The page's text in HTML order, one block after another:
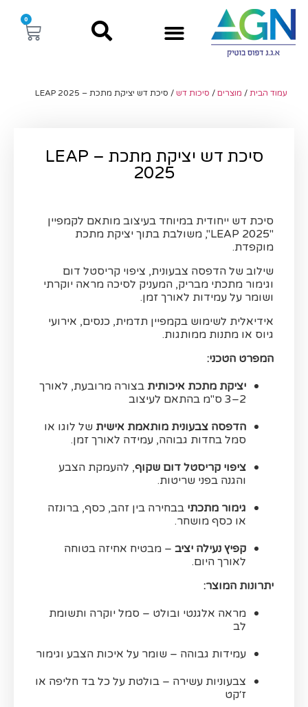
0
עמוד הבית / מוצרים / סיכות דש / סיכת דש יציקת מתכת – LEAP 2025
סיכת דש יציקת מתכת – LEAP
2025
סיכת דש ייחודית במיוחד בעיצוב מותאם לקמפיין
"LEAP 2025", משולבת בתוך יציקת מתכת
מוקפדת.
שילוב של הדפסה צבעונית, ציפוי קריסטל דום
וגימור מתכתי מבריק, המעניק לסיכה מראה יוקרתי
ושומר על עמידות לאורך זמן.
אידיאלית לשימוש בקמפיין תדמית, כנסים, אירועי
גיוס או מתנות ממותגות.
המפרט הטכני:
יציקת מתכת איכותית בצורה מרובעת, לאורך
2–3 ס"מ בהתאם לעיצוב
הדפסה צבעונית מותאמת אישית של לוגו או
סמל בחדות גבוהה, עמידה לאורך זמן.
ציפוי קריסטל דום שקוף, להעמקת הצבע
והגנה בפני שריטות.
גימור מתכתי בבחירה בין זהב, כסף, ברונזה
או כסף מושחר.
קפיץ נעילה יציב – מבטיח אחיזה בטוחה
לאורך היום.
יתרונות המוצר:
מראה אלגנטי ובולט – סמל יוקרה ותשומת
לב
עמידות גבוהה – שומר על איכות הצבע וגימור
צבעוניות עשירה – בולטת על כל בד חליפה או
ז׳קט